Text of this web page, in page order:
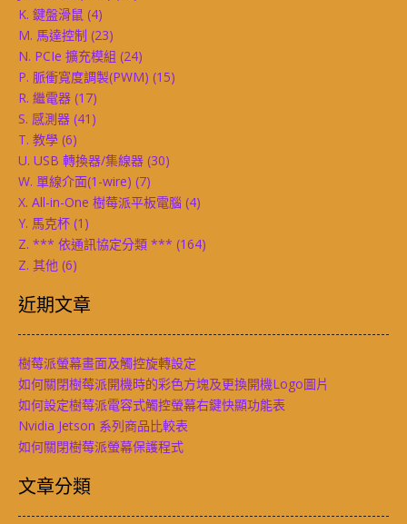
K. 鍵盤滑鼠 (4)
M. 馬達控制 (23)
N. PCIe 擴充模組 (24)
P. 脈衝寬度調製(PWM) (15)
R. 繼電器 (17)
S. 感測器 (41)
T. 教學 (6)
U. USB 轉換器/集線器 (30)
W. 單線介面(1-wire) (7)
X. All-in-One 樹莓派平板電腦 (4)
Y. 馬克杯 (1)
Z. *** 依通訊協定分類 *** (164)
Z. 其他 (6)
近期文章
樹莓派螢幕畫面及觸控旋轉設定
如何關閉樹莓派開機時的彩色方塊及更換開機Logo圖片
如何設定樹莓派電容式觸控螢幕右鍵快顯功能表
Nvidia Jetson 系列商品比較表
如何關閉樹莓派螢幕保護程式
文章分類